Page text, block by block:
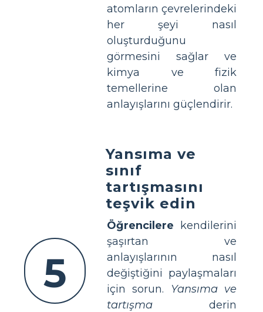
atomların çevrelerindeki
her şeyi nasıl
oluşturduğunu
görmesini sağlar ve
kimya ve fizik
temellerine olan
anlayışlarını güçlendirir.
5
Yansıma ve
sınıf
tartışmasını
teşvik edin
Öğrencilere kendilerini
şaşırtan ve
anlayışlarının nasıl
değiştiğini paylaşmaları
için sorun.
Yansıma ve
tartışma derin